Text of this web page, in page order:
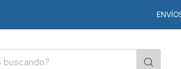
ENVÍOS A TODO